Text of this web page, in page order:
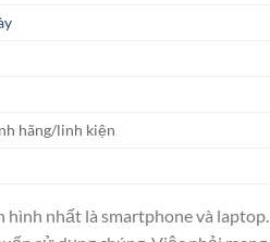
hãng/linh kiện
nhất là smartphone và laptop.